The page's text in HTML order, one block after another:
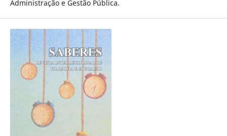
Administração e Gestão Pública.